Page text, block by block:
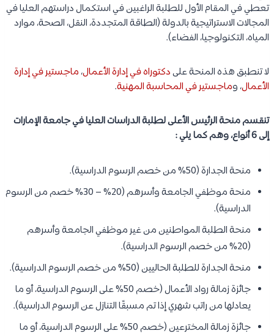
تعطي في المقام الأول للطلبة الراغبين في استكمال دراستهم العليا في
المجالات الاستراتيجية بالدولة (الطاقة المتجددة، النقل، الصحة، موارد
المياه، التكنولوجيا، الفضاء).
لا تنطبق هذه المنحة علىدكتوراه في إدارة الأعمال،ماجستير في إدارة
الأعمال، وماجستير في المحاسبة المهنية.
تنقسم منحة الرئيس الأعلى لطلبة الدراسات العليا في جامعة الإمارات
إلى 6 أنواع، وهم كما يلي :
منحة الجدارة (50% من خصم الرسوم الدراسية).
منحة موظفي الجامعة وأسرهم (20% – 30% خصم من الرسوم
الدراسية).
منحة الطلبة المواطنين من غير موظفي الجامعة وأسرهم
(20% من خصم الرسوم الدراسية).
منحة الجدارة للطلبة الحاليين (50% من خصم الرسوم الدراسية).
جائزة زمالة رواد الأعمال (خصم 50% على الرسوم الدراسية، أو ما
يعادلها من راتب شهري إذا تم مسبقًا التنازل عن الرسوم الدراسية).
جائزة زمالة المخترعين (خصم 50% على الرسوم الدراسية، أو ما